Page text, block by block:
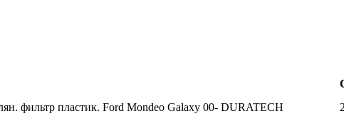
фильтр пластик. Ford Mondeo Galaxy 00- DURATECH 2